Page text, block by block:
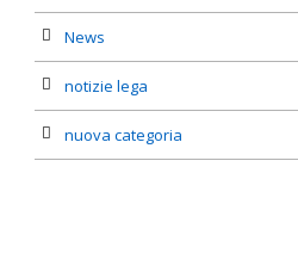
News
notizie lega
nuova categoria